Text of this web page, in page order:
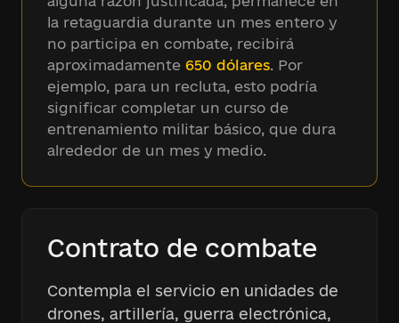
la retaguardia durante un mes entero y
no participa en combate, recibirá
aproximadamente 650 dólares. Por
ejemplo, para un recluta, esto podría
significar completar un curso de
entrenamiento militar básico, que dura
alrededor de un mes y medio.
Contrato de combate
Contempla el servicio en unidades de
drones, artillería, guerra electrónica,